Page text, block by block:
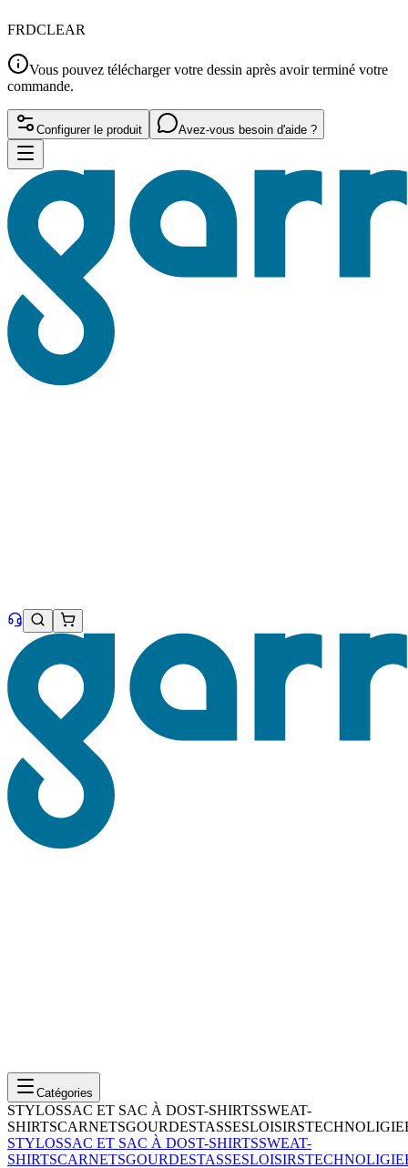
FRDCLEAR
Vous pouvez télécharger votre dessin après avoir terminé votre
commande.
Configurer le produit Avez-vous besoin d'aide ?
Catégories
STYLOSSAC ET SAC À DOST-SHIRTSSWEAT-
SHIRTSCARNETSGOURDESTASSESLOISIRSTECHNOLIGIE
STYLOSSAC ET SAC À DOST-SHIRTSSWEAT-
SHIRTSCARNETSGOURDESTASSESLOISIRSTECHNOLIGIE